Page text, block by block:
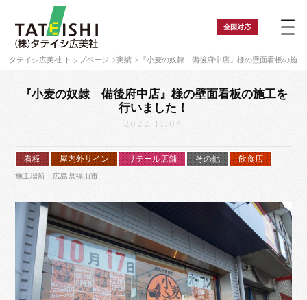
全国対応
タテイシ広美社 トップページ 実績 『小麦の奴隷 備後府中店』様の壁面看板の施工
『小麦の奴隷 備後府中店』様の壁面看板の施工を
行いました！
2022.11.04
看板 屋内外サイン リテール店舗 その他 飲食店
施工場所：広島県福山市